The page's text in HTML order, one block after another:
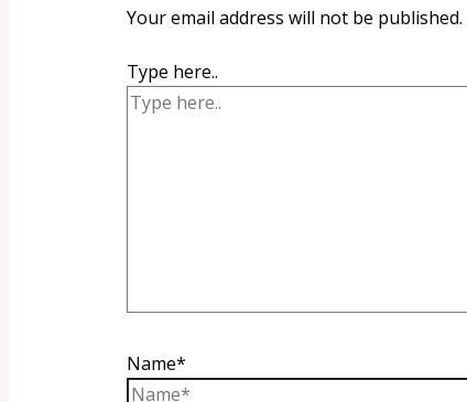
Your email address will not be published.
Type here..
Name*